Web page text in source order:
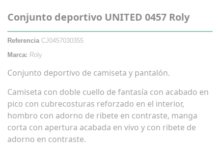
Conjunto deportivo UNITED 0457 Roly
Referencia CJ0457030355
Marca: Roly
Conjunto deportivo de camiseta y pantalón.
Camiseta con doble cuello de fantasía con acabado en
pico con cubrecosturas reforzado en el interior,
hombro con adorno de ribete en contraste, manga
corta con apertura acabada en vivo y con ribete de
adorno en contraste.